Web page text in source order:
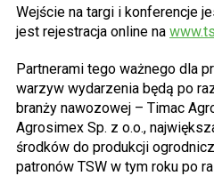
Wejście na targi i konferencje
jest rejestracja online na
Partnerami tego ważnego dla
warzyw wydarzenia będą po
branży nawozowej – Timac
Agrosimex Sp. z o.o.,
środków do produkcji
patronów TSW w tym roku po